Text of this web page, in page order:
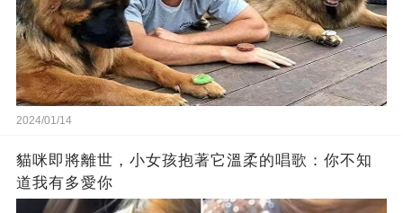
2024/01/14
貓咪即將離世，小女孩抱著它溫柔的唱歌：你不知
道我有多愛你